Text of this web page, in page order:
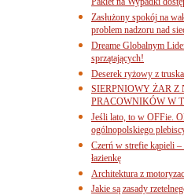
Zasłużony spokój na
problem nadzoru nad
Dreame Globalnym
sprzątających!
Deserek ryżowy z
SIERPNIOWY ŻAR Z
PRACOWNIKÓW W
Jeśli lato, to w OFFie.
ogólnopolskiego
Czerń w strefie kąpieli –
łazienkę
Architektura z
Jakie są zasady